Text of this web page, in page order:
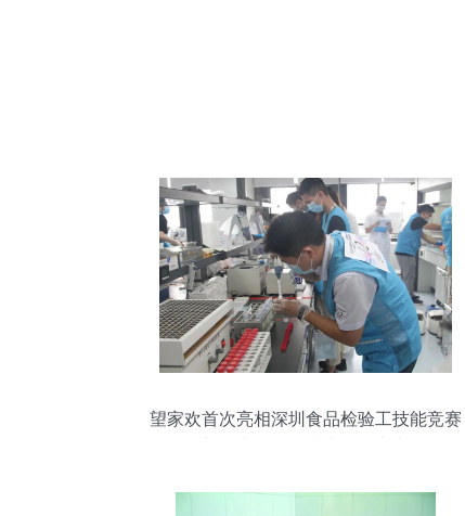
望家欢首次亮相深圳食品检验工技能竞赛